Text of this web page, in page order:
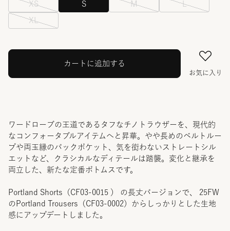
XS S M L
XL
カートに追加する
お気に入り
ワードローブの王道であるタフなチノトラウザーを、現代的
なコンフォータブルアイテムへと昇華。やや長めのベルトルー
プや両玉縁のバックポケット、気を衒わないストレートシル
エットなど、クラシカルなディテールは踏襲。変化と継承を
両立した、新たな定番ボトムスです。
Portland Shorts（CF03-0015 ） の長丈バージョンで、 25FW
のPortland Trousers（CF03-0002）からしっかりとした生地
感にアップデートしました。